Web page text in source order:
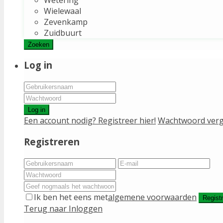
Wielewaal
Zevenkamp
Zuidbuurt
Zoeken
Log in
Log in
Een account nodig? Registreer hier! Wachtwoord
Registreren
Ik ben het eens metalgemene voorwaarden
Terug naar Inloggen